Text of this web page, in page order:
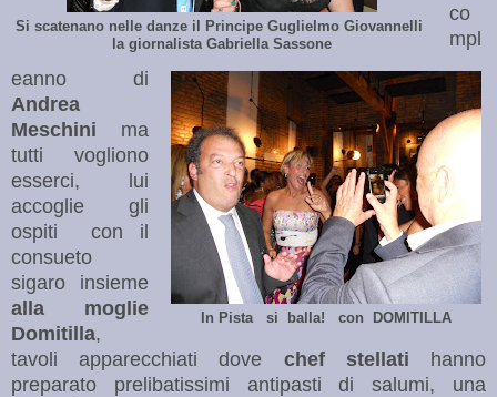
Si scatenano nelle danze il Principe Guglielmo Giovannelli
la giornalista Gabriella Sassone
In Pista si balla! con DOMITILLA
co
mpl
eanno di
Andrea
Meschini ma
tutti vogliono
esserci, lui
accoglie gli
ospiti con il
consueto
sigaro insieme
alla moglie
Domitilla,
tavoli apparecchiati dove chef stellati hanno
preparato prelibatissimi antipasti di salumi, una